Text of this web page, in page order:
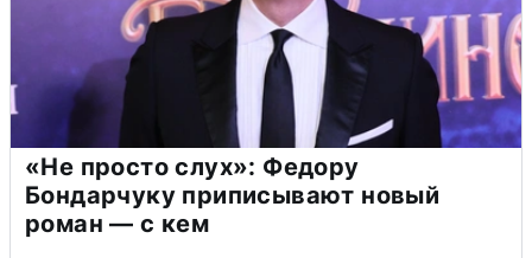
«Не просто слух»: Федору
Бондарчуку приписывают новый
роман — с кем